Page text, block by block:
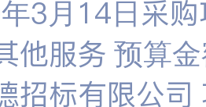
3月14日采
他服务 预算
招标有限公